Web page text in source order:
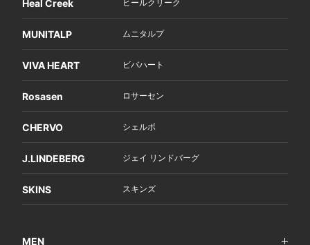
Heal Creek ヒールクリーク
MUNITALP ムニタルプ
VIVA HEART ビバハート
Rosasen ロサーセン
CHERVO シェルボ
J.LINDEBERG ジェイ リンドバーグ
SKINS スキンズ
MEN